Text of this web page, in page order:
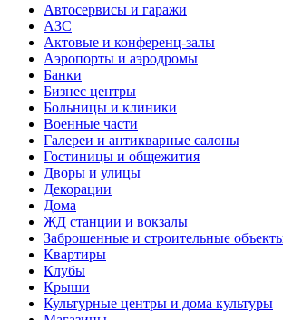
Автосервисы и гаражи
АЗС
Актовые и конференц-залы
Аэропорты и аэродромы
Банки
Бизнес центры
Больницы и клиники
Военные части
Галереи и антикварные салоны
Гостиницы и общежития
Дворы и улицы
Декорации
Дома
ЖД станции и вокзалы
Заброшенные и строительные
Квартиры
Клубы
Крыши
Культурные центры и дома культуры